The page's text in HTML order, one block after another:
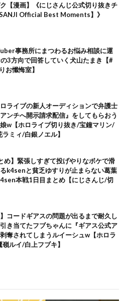
【漫画】《にじさんじ公式切り抜きチ
Official Best Moments】》
事務所にまつわるお悩み相談に運
3方向で回答していく犬山たまき【#
お懺悔室】
ロライブの新人オーディションで弁護士
ンチへ開示請求配信』をしてもらおう
w【ホロライブ切り抜き/宝鐘マリン/
ミィ/白銀ノエル】
め】緊張しすぎて投げやりなボケで滑
k4senと貧乏ゆすりが止まらない葛葉
本戦1日目まとめ【にじさんじ/切
】コードギアスの問題が出るまで耐久し
き当てたフブちゃんに『ギアス公式ア
奪されてしまうルイーシュw【ホロラ
ルイ/白上フブキ】